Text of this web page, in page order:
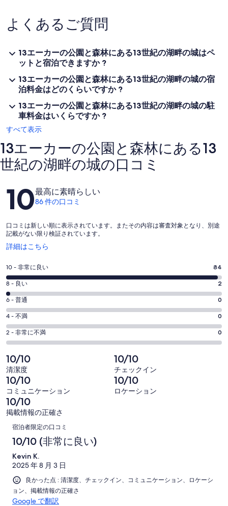
作業台と椅子があり、窓掛けには1〜2人用のミニソファがありま
す。 Vault II（off No. 1）には、ダブルベッドと同様の窓座がありま
ッド1台と窓座を備えています。 Vault IIIはVault IVにアクセスするこ
とができます。Vault IVは、芝生の上に立つ石の日時計を見渡す3つ
の明るいゴシック様式の窓付きの小さなシングルルームです。
キーワード：マナー
よくあるご質問
13エーカーの公園と森林にある13世紀の湖畔の城はペ
ットと宿泊できますか ?
13エーカーの公園と森林にある13世紀の湖畔の城の宿
泊料金はどのくらいですか ?
13エーカーの公園と森林にある13世紀の湖畔の城の駐
車料金はいくらですか ?
すべて表示
13エーカーの公園と森林にある13
世紀の湖畔の城の口コミ
口
コ
10最高に素晴らしい
86 件の口コミ
口コミは新しい順に表示されています。またその内容は審査対象となり、別途
記載がない限り検証されています。
詳細はこちら
新
い
ウ
ィ
ン
ド
ウ
で
開
く
評
価
10
-
86
件
の
口
コ
ミ
中
84
件
が
非
常
良
い
10 - 非常に良い 84
評
価
8
-
86
件
口
コ
ミ
中
2
件
が
良
8 - 良い 2
評
価
6
-
86
件
の
口
コ
ミ
中
件
普
通
6 - 普通 0
評
価
4
86
件
の
口
コ
ミ
中
が
不
満
4 - 不満 0
評
価
2
-
86
件
の
口
ミ
件
が
常
2 - 非常に不満 0
10/10
清潔度
10/10
チェックイン
10/10
コミュニケーション
10/10
ロケーション
10/10
掲載情報の正確さ
口
コ
ミ
宿泊者限定の口コミ
10/10 (非常に良い)
Kevin K.
2025 年 8 月 3 日
良かった点 : 清潔度、チェックイン、コミュニケーション、ロケーシ
ョン、掲載情報の正確さ
Google で翻訳